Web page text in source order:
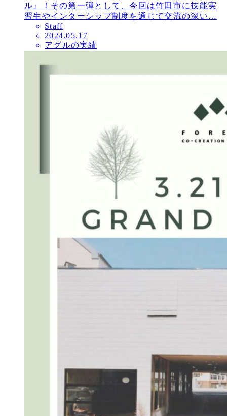
ル』！その第一弾として、今回は竹田市に技能実
習生やインターシップ制度を通じて交流の深い…
Staff
投
稿
2024.05.17
アグルの実績